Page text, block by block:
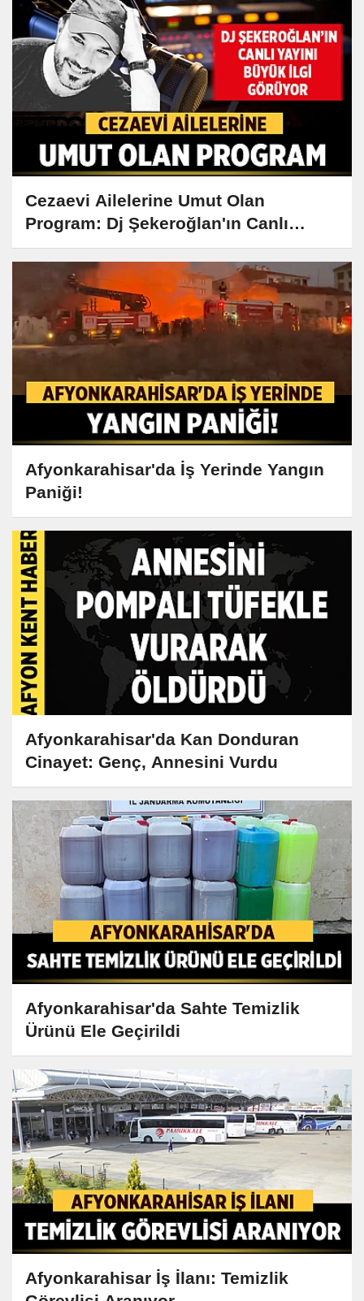
Cezaevi Ailelerine Umut Olan
Program: Dj Şekeroğlan'ın Canlı
Yayını Büyük İlgi Görüyor
Afyonkarahisar'da İş Yerinde Yangın
Paniği!
Afyonkarahisar'da Kan Donduran
Cinayet: Genç, Annesini Vurdu
Afyonkarahisar'da Sahte Temizlik
Ürünü Ele Geçirildi
Afyonkarahisar İş İlanı: Temizlik